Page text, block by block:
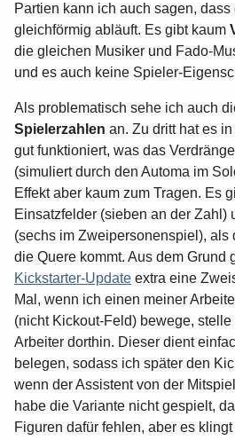
Partien kann ich auch sagen,
gleichförmig abläuft. Es gibt kaum
die gleichen Musiker und Fado-
und es auch keine Spieler-
Als problematisch sehe ich auch
Spielerzahlen an. Zu dritt hat es
gut funktioniert, was das
(simuliert durch den Automa im
Effekt aber kaum zum Tragen. Es
Einsatzfelder (sieben an der Zahl)
(sechs im Zweipersonenspiel), als
die Quere kommt. Aus dem Grund
Kickstarter-Update extra eine
Mal, wenn ich einen meiner
(nicht Kickout-Feld) bewege,
Arbeiter dorthin. Dieser dient
belegen, sodass ich später den
wenn der Assistent von der
habe die Variante nicht gespielt,
Figuren dafür fehlen, aber es